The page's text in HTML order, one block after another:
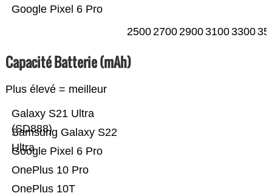
Google Pixel 6 Pro
25002700290031003300
Capacité Batterie (mAh)
Plus élevé = meilleur
OnePlus 10T
OnePlus 10 Pro
Google Pixel 6 Pro
Samsung Galaxy S22
Ultra
Galaxy S21 Ultra
(SD888)